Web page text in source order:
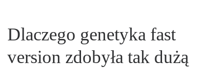
Dlaczego genetyka fast
version zdobyła tak dużą